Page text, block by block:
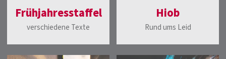
Frühjahresstaffel
verschiedene Texte
Hiob
Rund ums Leid